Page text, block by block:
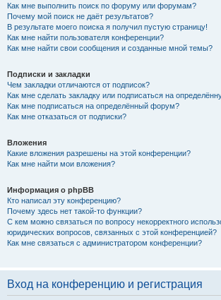
Как мне выполнить поиск по форуму или форумам?
Почему мой поиск не даёт результатов?
В результате моего поиска я получил пустую страницу!
Как мне найти пользователя конференции?
Как мне найти свои сообщения и созданные мной темы?
Подписки и закладки
Чем закладки отличаются от подписок?
Как мне сделать закладку или подписаться на
Как мне подписаться на определённый форум?
Как мне отказаться от подписки?
Вложения
Какие вложения разрешены на этой конференции?
Как мне найти мои вложения?
Информация о phpBB
Кто написал эту конференцию?
Почему здесь нет такой-то функции?
С кем можно связаться по вопросу некорректного
юридических вопросов, связанных с этой конференцией?
Как мне связаться с администратором конференции?
Вход на конференцию и регистрация